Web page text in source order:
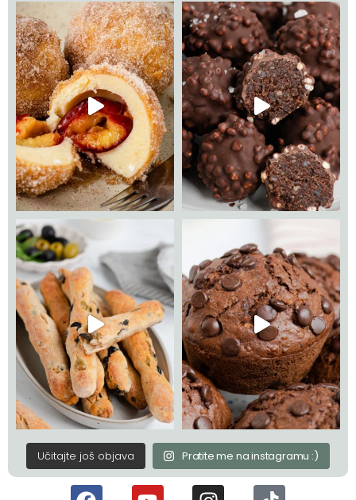
Učitajte još objava Pratite me na instagramu :)